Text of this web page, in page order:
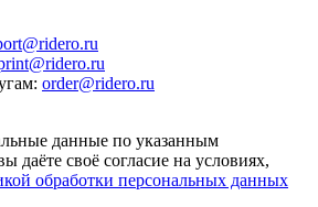
: order@ridero.ru
данные по указанным
даёте своё согласие на условиях,
обработки персональных данных